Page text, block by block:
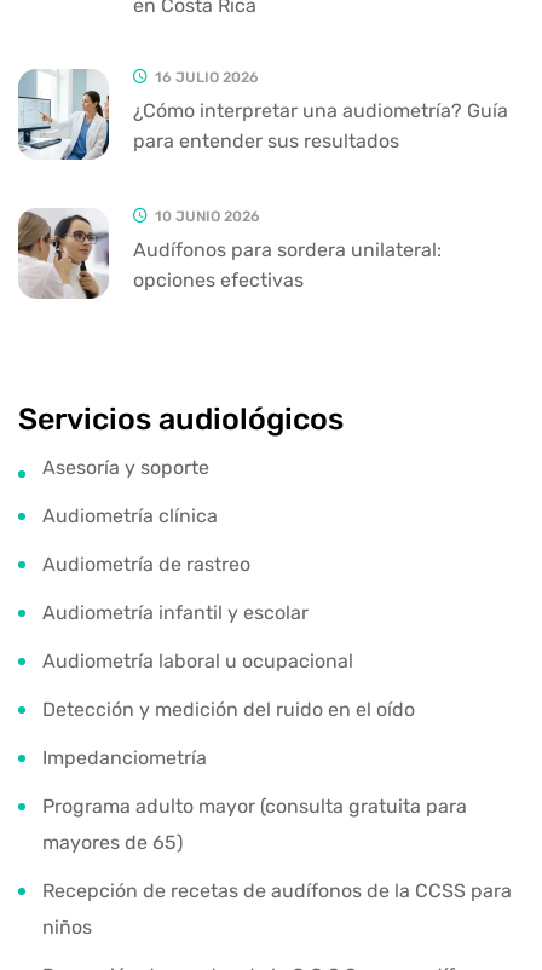
en Costa Rica
16 JULIO 2026
¿Cómo interpretar una audiometría? Guía
para entender sus resultados
10 JUNIO 2026
Audífonos para sordera unilateral:
opciones efectivas
Servicios audiológicos
Asesoría y soporte
Audiometría clínica
Audiometría de rastreo
Audiometría infantil y escolar
Audiometría laboral u ocupacional
Detección y medición del ruido en el oído
Impedanciometría
Programa adulto mayor (consulta gratuita para
mayores de 65)
Recepción de recetas de audífonos de la CCSS para
niños